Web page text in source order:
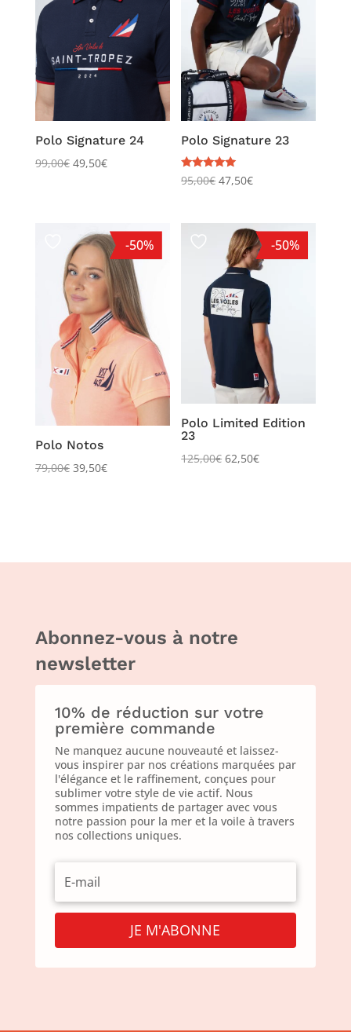
Polo Signature 24
99,00€ 49,50€
Polo Signature 23
Note
5.00
95,00€ 47,50€
-50%
Polo Notos
79,00€ 39,50€
-50%
Polo Limited Edition
23
125,00€ 62,50€
Abonnez-vous à notre
newsletter
10% de réduction sur votre
première commande
Ne manquez aucune nouveauté et laissez-
vous inspirer par nos créations marquées par
l'élégance et le raffinement, conçues pour
sublimer votre style de vie actif. Nous
sommes impatients de partager avec vous
notre passion pour la mer et la voile à travers
nos collections uniques.
JE M'ABONNE